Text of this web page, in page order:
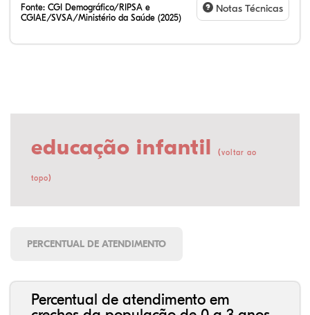
Fonte: CGI Demográfico/RIPSA e
CGIAE/SVSA/Ministério da Saúde (2025)
Notas Técnicas
educação infantil (voltar ao
topo)
PERCENTUAL DE ATENDIMENTO
Percentual de atendimento em